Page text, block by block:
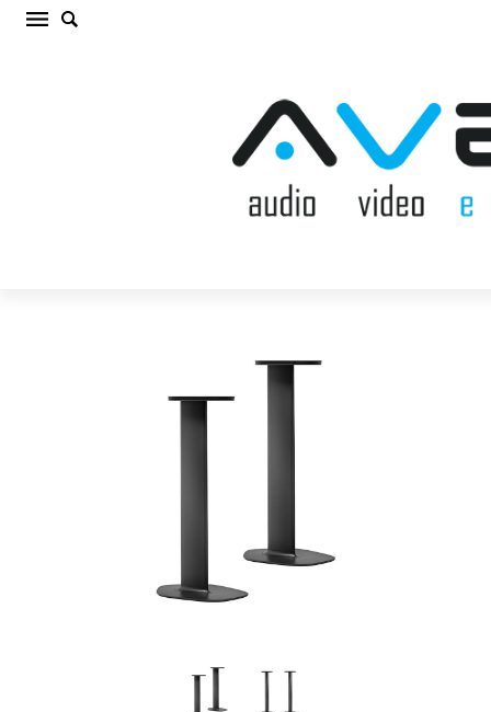
SONUS FABER DUETTO STANDS Akustisko
sistēmu statne (cena par pāri)